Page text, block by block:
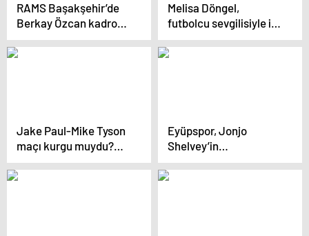
RAMS Başakşehir’de
Berkay Özcan kadro
dışı bırakıldı
Melisa Döngel,
futbolcu sevgilisiyle ilk
kez görüntülendi
Jake Paul-Mike Tyson
maçı kurgu muydu?
İddialara son noktayı
koydular
Eyüpspor, Jonjo
Shelvey’in
sözleşmesini
feshedecek